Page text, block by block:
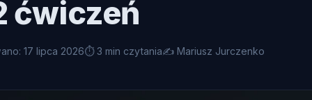
ćwiczeń
17 lipca 2026⏱ 3 min czytania✍️ Mariusz Jurczenko